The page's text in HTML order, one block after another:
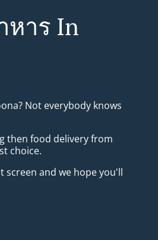
หาร In
Not everybody knows
then food delivery from
choice.
screen and we hope you'll